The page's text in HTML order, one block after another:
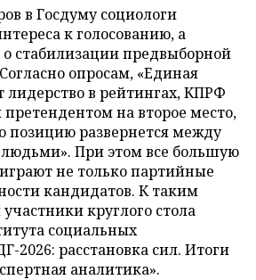
в Госдуму социологи
к голосованию, а
о стабилизации предвыборной
опросам, «Единая
лидерство в рейтингах, КПРФ
претендентом на второе место,
позицию развернется между
При этом все большую
не только партийные
кандидатов. К таким
круглого стола
социальных
2026: расстановка сил. Итоги
аналитика».